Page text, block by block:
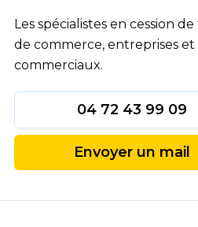
Les spécialistes en cession
de commerce, entreprises
commerciaux.
04 72 43 99 09
Envoyer un mail